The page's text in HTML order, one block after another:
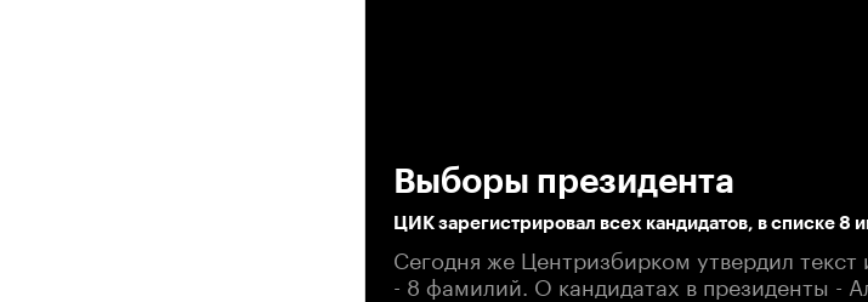
Выборы президента
ЦИК зарегистрировал всех кандидатов, в списке 8
Сегодня же Центризбирком утвердил
- 8 фамилий. О кандидатах в президенты -